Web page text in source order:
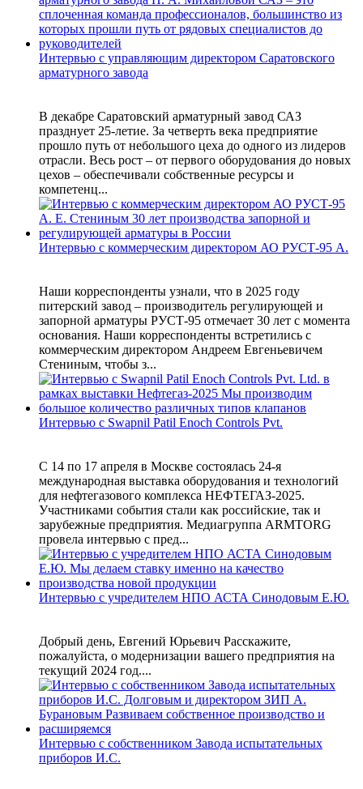
Интервью с управляющим директором Саратовского
арматурного завода
В декабре Саратовский арматурный завод САЗ
празднует 25-летие. За четверть века предприятие
прошло путь от небольшого цеха до одного из лидеров
отрасли. Весь рост – от первого оборудования до новых
цехов – обеспечивали собственные ресурсы и
компетенц...
Интервью с коммерческим директором АО РУСТ-95 А.
Наши корреспонденты узнали, что в 2025 году
питерский завод – производитель регулирующей и
запорной арматуры РУСТ-95 отмечает 30 лет с момента
основания. Наши корреспонденты встретились с
коммерческим директором Андреем Евгеньевичем
Стениным, чтобы з...
Интервью с Swapnil Patil Enoch Controls Pvt.
С 14 по 17 апреля в Москве состоялась 24-я
международная выставка оборудования и технологий
для нефтегазового комплекса НЕФТЕГАЗ-2025.
Участниками события стали как российские, так и
зарубежные предприятия. Медиагруппа ARMTORG
провела интервью с пред...
Интервью с учредителем НПО АСТА Синодовым Е.Ю.
Добрый день, Евгений Юрьевич Расскажите,
пожалуйста, о модернизации вашего предприятия на
текущий 2024 год....
Интервью с собственником Завода испытательных
приборов И.С.